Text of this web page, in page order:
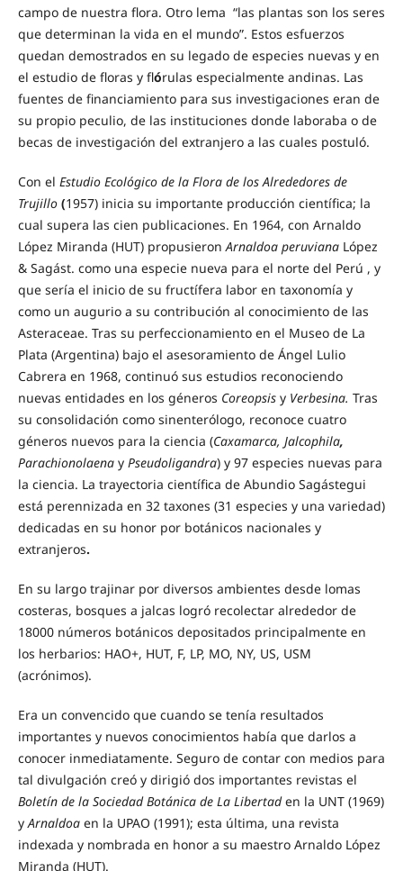
campo de nuestra flora. Otro lema “las plantas son los seres
que determinan la vida en el mundo”. Estos esfuerzos
quedan demostrados en su legado de especies nuevas y en
el estudio de floras y flórulas especialmente andinas. Las
fuentes de financiamiento para sus investigaciones eran de
su propio peculio, de las instituciones donde laboraba o de
becas de investigación del extranjero a las cuales postuló.
Con el Estudio Ecológico de la Flora de los Alrededores de
Trujillo (1957) inicia su importante producción científica; la
cual supera las cien publicaciones. En 1964, con Arnaldo
López Miranda (HUT) propusieron Arnaldoa peruviana López
& Sagást. como una especie nueva para el norte del Perú , y
que sería el inicio de su fructífera labor en taxonomía y
como un augurio a su contribución al conocimiento de las
Asteraceae. Tras su perfeccionamiento en el Museo de La
Plata (Argentina) bajo el asesoramiento de Ángel Lulio
Cabrera en 1968, continuó sus estudios reconociendo
nuevas entidades en los géneros Coreopsis y Verbesina. Tras
su consolidación como sinenterólogo, reconoce cuatro
géneros nuevos para la ciencia (Caxamarca, Jalcophila,
Parachionolaena y Pseudoligandra) y 97 especies nuevas para
la ciencia. La trayectoria científica de Abundio Sagástegui
está perennizada en 32 taxones (31 especies y una variedad)
dedicadas en su honor por botánicos nacionales y
extranjeros.
En su largo trajinar por diversos ambientes desde lomas
costeras, bosques a jalcas logró recolectar alrededor de
18000 números botánicos depositados principalmente en
los herba­rios: HAO+, HUT, F, LP, MO, NY, US, USM
(acrónimos).
Era un convencido que cuando se tenía resultados
importan­tes y nuevos conocimientos había que darlos a
conocer inmedia­tamente. Seguro de contar con medios para
tal divulgación creó y dirigió dos importantes revistas el
Boletín de la Sociedad Botá­nica de La Libertaden la UNT (1969)
y Arnaldoa en la UPAO (1991); esta última, una revista
indexada y nombrada en honor a su maestro Arnaldo López
Miranda (HUT).